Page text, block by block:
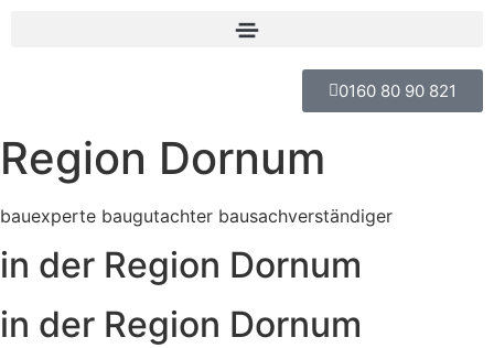
0160 80 90 821
Region Dornum
bauexperte baugutachter bausachverständiger
in der Region Dornum
in der Region Dornum